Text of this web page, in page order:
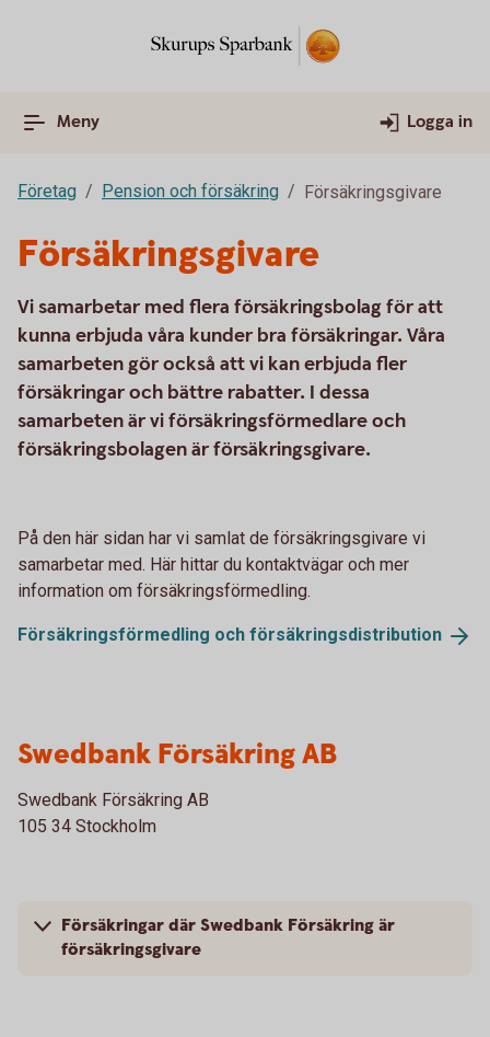
Meny Logga in
Företag Pension och försäkring Försäkringsgivare
Försäkringsgivare
Vi samarbetar med flera försäkringsbolag för att
kunna erbjuda våra kunder bra försäkringar. Våra
samarbeten gör också att vi kan erbjuda fler
försäkringar och bättre rabatter. I dessa
samarbeten är vi försäkringsförmedlare och
försäkringsbolagen är försäkringsgivare.
På den här sidan har vi samlat de försäkringsgivare vi
samarbetar med. Här hittar du kontaktvägar och mer
information om försäkringsförmedling.
Försäkringsförmedling och försäkringsdistribution
Swedbank Försäkring AB
Swedbank Försäkring AB
105 34 Stockholm
Försäkringar där Swedbank Försäkring är
försäkringsgivare